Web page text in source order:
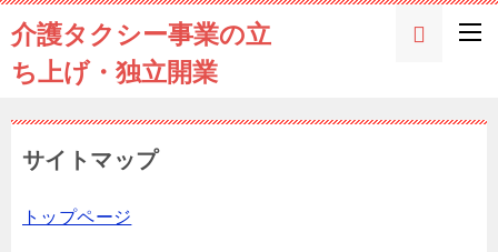
介護タクシー事業の立
ち上げ・独立開業
サイトマップ
トップページ